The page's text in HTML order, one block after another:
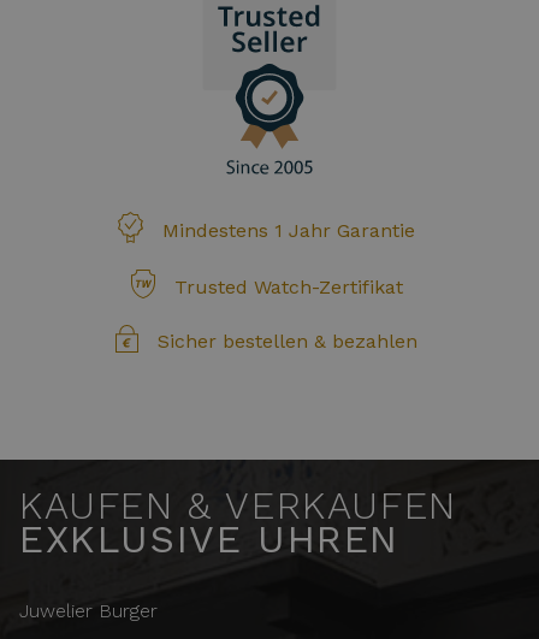
Mindestens 1 Jahr Garantie
Trusted Watch-Zertifikat
Sicher bestellen & bezahlen
KAUFEN & VERKAUFEN
EXKLUSIVE UHREN
Juwelier Burger